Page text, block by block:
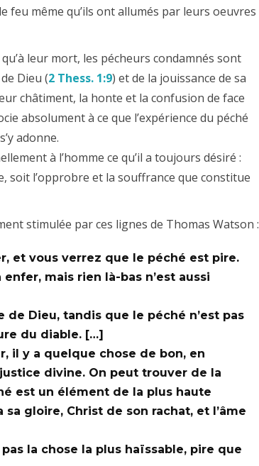
feu même qu’ils ont allumés par leurs oeuvres
leur mort, les pécheurs condamnés sont
Dieu (2 Thess. 1:9) et de la jouissance de sa
châtiment, la honte et la confusion de face
absolument à ce que l’expérience du péché
adonne.
à l’homme ce qu’il a toujours désiré :
soit l’opprobre et la souffrance que constitue
stimulée par ces lignes de Thomas Watson :
et vous verrez que le péché est pire.
mais rien là-bas n’est aussi
de Dieu, tandis que le péché n’est pas
du diable. […]
il y a quelque chose de bon, en
divine. On peut trouver de la
est un élément de la plus haute
gloire, Christ de son rachat, et l’âme
la chose la plus haïssable, pire que